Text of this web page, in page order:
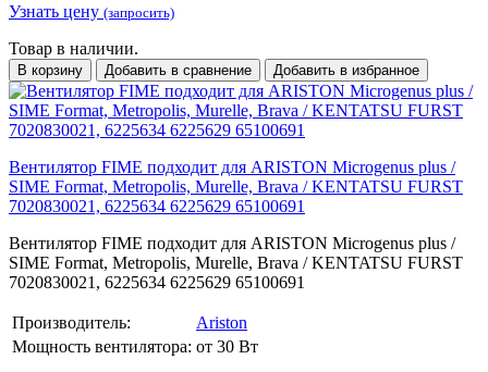
Узнать цену (запросить)
Товар в наличии.
В корзину Добавить в сравнение Добавить в избранное
Вентилятор FIME подходит для ARISTON Microgenus plus /
SIME Format, Metropolis, Murelle, Brava / KENTATSU FURST
7020830021, 6225634 6225629 65100691
Вентилятор FIME подходит для ARISTON Microgenus plus /
SIME Format, Metropolis, Murelle, Brava / KENTATSU FURST
7020830021, 6225634 6225629 65100691
Производитель:
Ariston
Мощность вентилятора: от 30 Вт